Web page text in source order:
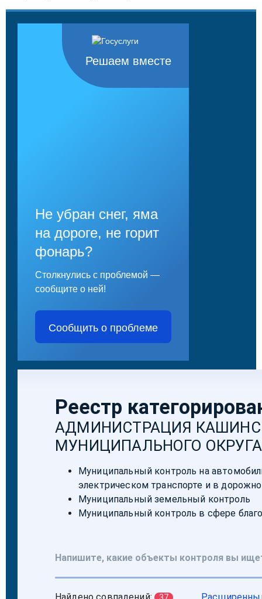
Решаем вместе
Не убран снег, яма
на дороге, не горит
фонарь?
Столкнулись с проблемой —
сообщите о ней!
Сообщить о проблеме